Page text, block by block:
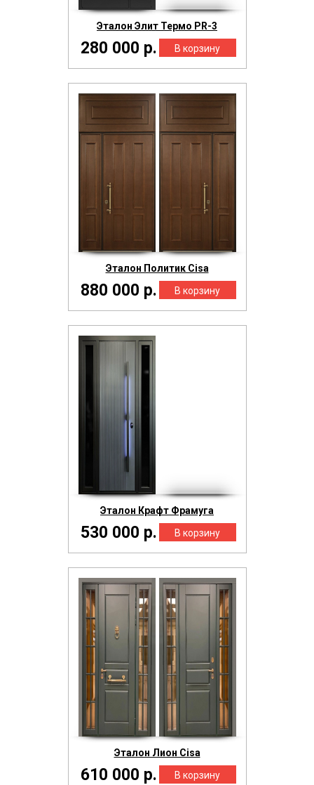
Эталон Элит Термо PR-3
280 000 р.
Эталон Политик Cisa
880 000 р.
Эталон Крафт Фрамуга
530 000 р.
Эталон Лион Cisa
610 000 р.